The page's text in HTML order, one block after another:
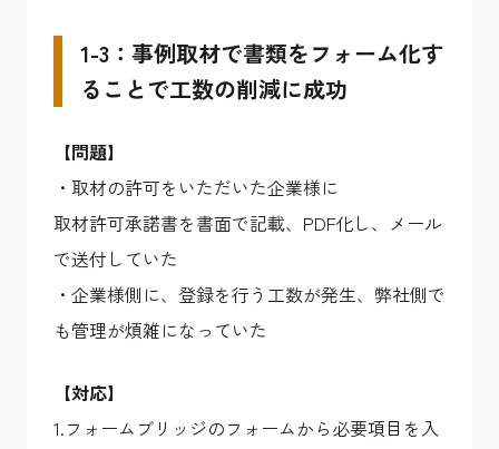
1-3：事例取材で書類をフォーム化す
ることで工数の削減に成功
【問題】
・取材の許可をいただいた企業様に
取材許可承諾書を書面で記載、PDF化し、メール
で送付していた
・企業様側に、登録を行う工数が発生、弊社側で
も管理が煩雑になっていた
【対応】
1.フォームブリッジのフォームから必要項目を入